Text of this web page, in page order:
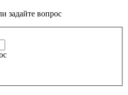
задайте вопрос